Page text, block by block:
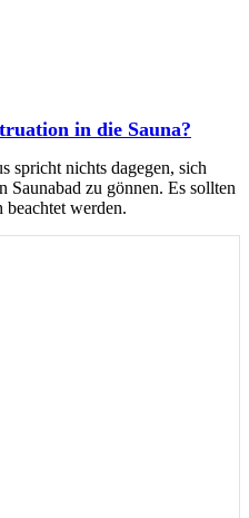
in die Sauna?
spricht nichts dagegen, sich
Saunabad zu gönnen. Es sollten
beachtet werden.